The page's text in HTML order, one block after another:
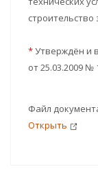
строительство
*Утверждён и
от 25.03.2009 №
Файл
Открыть